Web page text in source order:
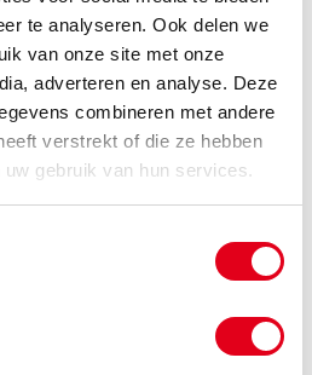
te analyseren. Ook delen we
van onze site met onze
adverteren en analyse. Deze
combineren met andere
verstrekt of die ze hebben
gebruik van hun services.
Omschrijving
Eenheid
Den Braven Mixed Finisher